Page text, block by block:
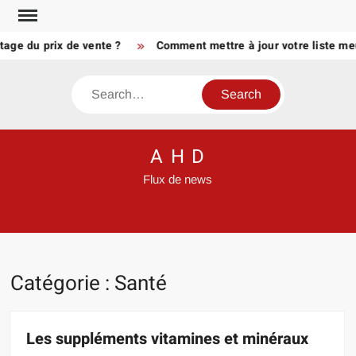
Skip
contentprix de vente ? Comment mettre à jour votre liste
Search
A H D
Flux de news
Catégorie : Santé
Les suppléments vitamines et minéraux